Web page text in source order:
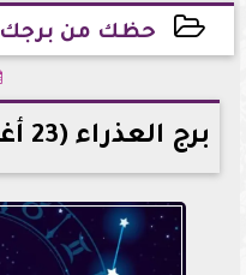
حظك من برجك
برج العذراء (23 أغسطس - 22 سبتمبر)